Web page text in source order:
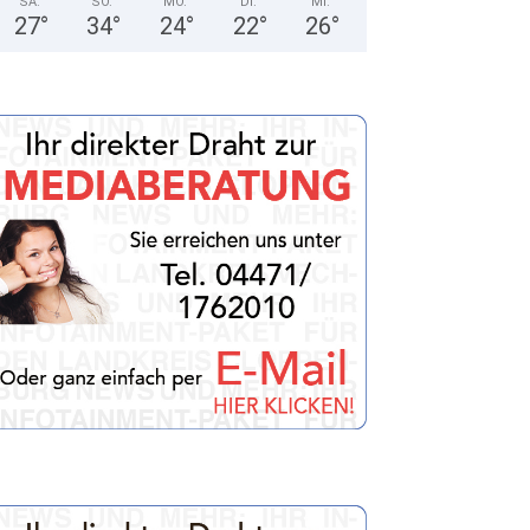
27° 34° 24° 22° 26°